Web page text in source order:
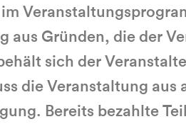
aus Gründen, die der
sich der
die Veranstaltung
Bereits bezahlte